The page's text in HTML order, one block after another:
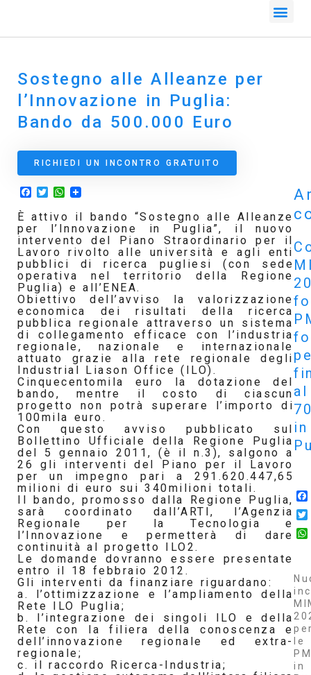
Sostegno alle Alleanze per
l’Innovazione in Puglia:
Bando da 500.000 Euro
RICHIEDI UN INCONTRO GRATUITO
Facebook
TwitterWhatsApp
È attivo il bando “Sostegno alle Alleanze
per l’Innovazione in Puglia”, il nuovo
intervento del Piano Straordinario per il
Lavoro rivolto alle università e agli enti
pubblici di ricerca pugliesi (con sede
operativa nel territorio della Regione
Puglia) e all’ENEA.
Obiettivo dell’avviso la valorizzazione
economica dei risultati della ricerca
pubblica regionale attraverso un sistema
di collegamento efficace con l’industria
regionale, nazionale e internazionale
attuato grazie alla rete regionale degli
Industrial Liason Office (ILO).
Cinquecentomila euro la dotazione del
bando, mentre il costo di ciascun
progetto non potrà superare l’importo di
100mila euro.
Con questo avviso pubblicato sul
Bollettino Ufficiale della Regione Puglia
del 5 gennaio 2011, (è il n.3), salgono a
26 gli interventi del Piano per il Lavoro
per un impegno pari a 291.620.447,65
milioni di euro sui 340milioni totali.
Il bando, promosso dalla Regione Puglia,
sarà coordinato dall’ARTI, l’Agenzia
Regionale per la Tecnologia e
l’Innovazione e permetterà di dare
continuità al progetto ILO2.
Le domande dovranno essere presentate
entro il 18 febbraio 2012.
Gli interventi da finanziare riguardano:
a. l’ottimizzazione e l’ampliamento della
Rete ILO Puglia;
b. l’integrazione dei singoli ILO e della
Rete con la filiera della conoscenza e
dell’innovazione regionale ed extra-
regionale;
c. il raccordo Ricerca-Industria;
al
in
le
in